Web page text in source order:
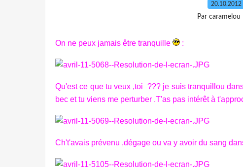
20.10.2012
Par
On ne peux jamais être tranquille :
Qu'est ce que tu veux ,toi ??? je suis tranquillou
bec et tu viens me perturber .T'as pas intérêt à
Ch't'avais prévenu ,dégage ou va y avoir du sang